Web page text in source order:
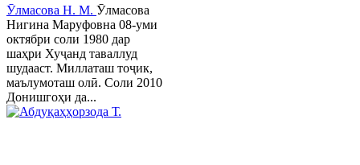
Ӯлмасова Н. М. Ӯлмасова
Нигина Маруфовна 08-уми
октябри соли 1980 дар
шаҳри Хуҷанд таваллуд
шудааст. Миллаташ тоҷик,
маълумоташ олӣ. Соли 2010
Донишгоҳи да...